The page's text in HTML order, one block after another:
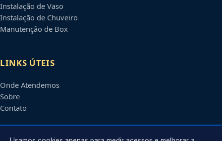
Instalação de Vaso
Instalação de Chuveiro
Manutenção de Box
LINKS ÚTEIS
Onde Atendemos
Sobre
Contato